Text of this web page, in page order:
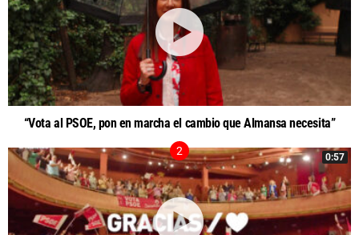
“Vota al PSOE, pon en marcha el cambio que Almansa necesita”
0:57